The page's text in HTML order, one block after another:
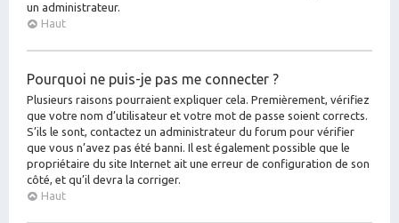
un administrateur.
Haut
Pourquoi ne puis-je pas me connecter ?
Plusieurs raisons pourraient expliquer cela. Premièrement, vérifiez
que votre nom d’utilisateur et votre mot de passe soient corrects.
S’ils le sont, contactez un administrateur du forum pour vérifier
que vous n’avez pas été banni. Il est également possible que le
propriétaire du site Internet ait une erreur de configuration de son
côté, et qu’il devra la corriger.
Haut